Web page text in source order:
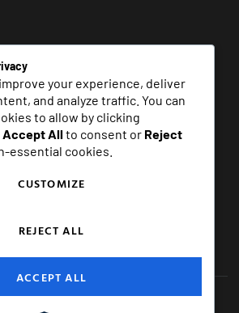
Mais, muito mais do que esportes!
your experience, deliver
and analyze traffic. You can
to allow by clicking
Accept Allto consent or Reject
essential cookies.
CUSTOMIZE
REJECT ALL
ACCEPT ALL